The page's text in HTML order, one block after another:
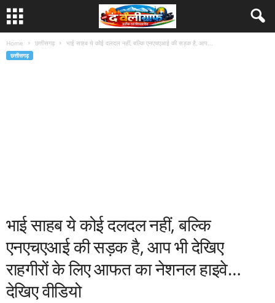
Home छत्तीसगढ़ भाई साहब ये कोई दलदल नहीं, बल्कि एनएचएआई की सड़क है, आप...
छत्तीसगढ़
भाई साहब ये कोई दलदल नहीं, बल्कि
एनएचएआई की सड़क है, आप भी देखिए
राहगीरों के लिए आफत का नेशनल हाइवे…
देखिए वीडियो